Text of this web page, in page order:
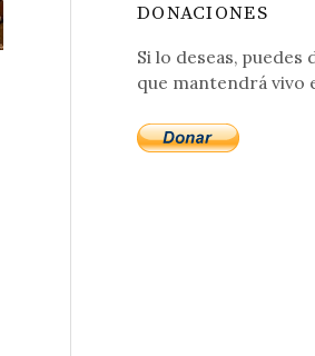
DONACIONES
Si lo deseas,
que mantendrá vivo